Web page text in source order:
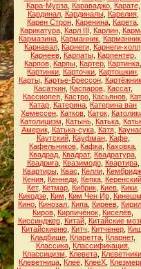
Кара-Мурза, Караваджо, Карате,
Кардинал, Кардиналы, Карелия,
Карен Строн Каренина Карета
Карикатура, Карл III Карлин,
Кармазина Карманник
Карнавал, Карнеги, Карнеги-холл,
Карнеев, Карпаты, Карпентер,
Карпов Карпы Картер Картинка
Картинки Карточки Картошкин
Карты, Картье-Брессон,
Касаткин, Каспаров, Кассат,
Кассиопея Кастро Касьянов Кат
Катар Катерина Катерина ван
Хемессен Катков Каток
Католицизм
Катынь, Катька,
Америк, Катька-сука, Катя,
Каутский, Кауфман, Кафе,
Кафельников Кафка Каховка
Квадрад Квадрат, Квадратура
Квадрига, Квазимодо, Квартира,
Квартиры, Квас Келли, Кембридж
Кения, Кеннеди, Кепка, Керенский
Кет, Кетмар Кибрик Киев Кики
Кикодзе, Ким Ким Чен Ир,
Кино Кинозал Кипа Киреев
Киров Кирпичёнок Киселёв
Киссинджер, Китай, Китайские
Китайскиеню Китч Китченер Киш
Кладбище Кларетта Кларнет,
Классика Классификация
Классицизм
Клевета, Клеветники
Клеветница Клее КлееХ